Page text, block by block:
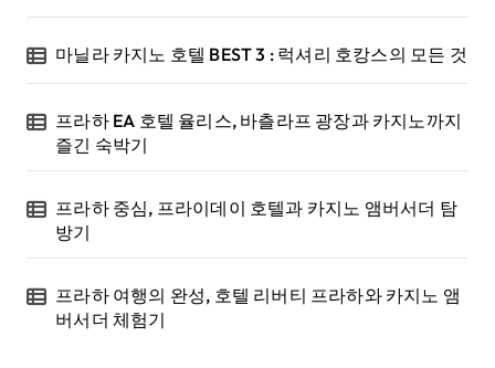
마닐라 카지노 호텔 BEST 3 : 럭셔리 호캉스의 모든 것
프라하 EA 호텔 율리스, 바츨라프 광장과 카지노까지
즐긴 숙박기
프라하 중심, 프라이데이 호텔과 카지노 앰버서더 탐
방기
프라하 여행의 완성, 호텔 리버티 프라하와 카지노 앰
버서더 체험기